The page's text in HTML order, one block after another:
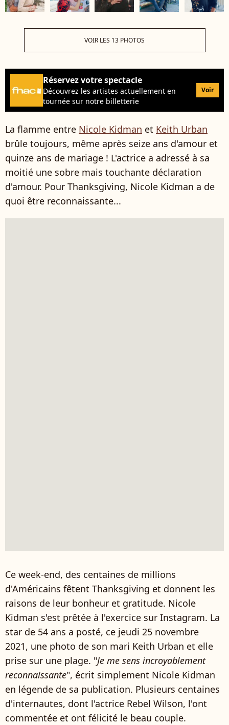
VOIR LES 13 PHOTOS
Réservez votre spectacle
Découvrez les artistes actuellement en
tournée sur notre billetterie
Voir
La flamme entre Nicole Kidman et Keith Urban
brûle toujours, même après seize ans d'amour et
quinze ans de mariage ! L'actrice a adressé à sa
moitié une sobre mais touchante déclaration
d'amour. Pour Thanksgiving, Nicole Kidman a de
quoi être reconnaissante...
Ce week-end, des centaines de millions
d'Américains fêtent Thanksgiving et donnent les
raisons de leur bonheur et gratitude. Nicole
Kidman s'est prêtée à l'exercice sur Instagram. La
star de 54 ans a posté, ce jeudi 25 novembre
2021, une photo de son mari Keith Urban et elle
prise sur une plage. "Je me sens incroyablement
reconnaissante", écrit simplement Nicole Kidman
en légende de sa publication. Plusieurs centaines
d'internautes, dont l'actrice Rebel Wilson, l'ont
commentée et ont félicité le beau couple.